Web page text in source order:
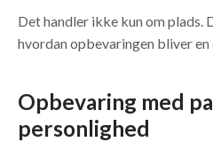
Det handler ikke kun om plads.
hvordan opbevaringen bliver en
Opbevaring med
personlighed